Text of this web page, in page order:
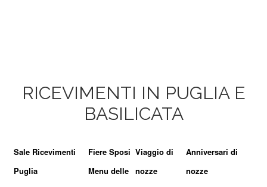
RICEVIMENTI IN PUGLIA E
BASILICATA
Sale Ricevimenti
Puglia
Fiere Sposi
Menu delle
Viaggio di
nozze
Anniversari di
nozze